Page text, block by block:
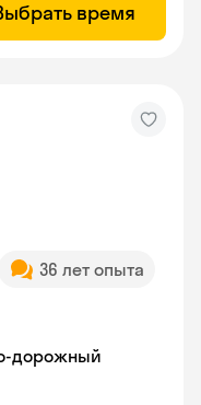
время
36 лет опыта
дорожный